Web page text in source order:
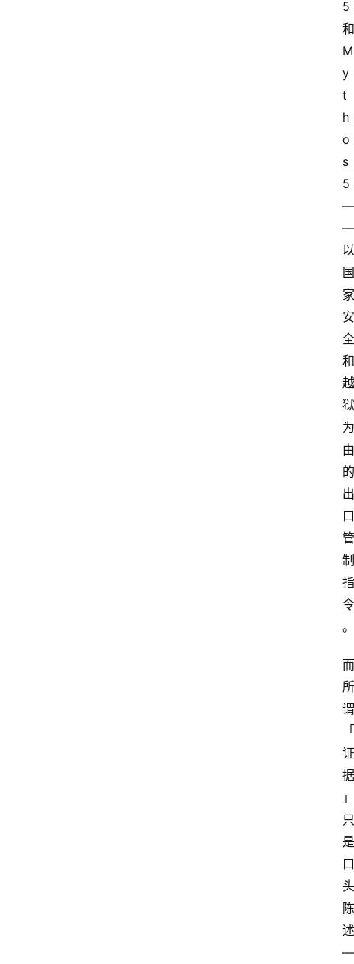
5
和
M
y
t
h
o
s
5
—
—
以
国
家
安
全
和
越
狱
为
由
的
出
口
管
制
指
令
。
而
所
谓
「
证
据
」
只
是
口
头
陈
述
—